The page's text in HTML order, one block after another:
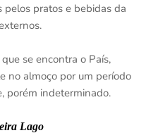
pratos e bebidas da
se encontra o País,
no almoço por um período
porém indeterminado.
Lago